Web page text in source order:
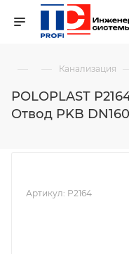
— — Канализация
POLOPLAST
Отвод PKB
Артикул: P2164